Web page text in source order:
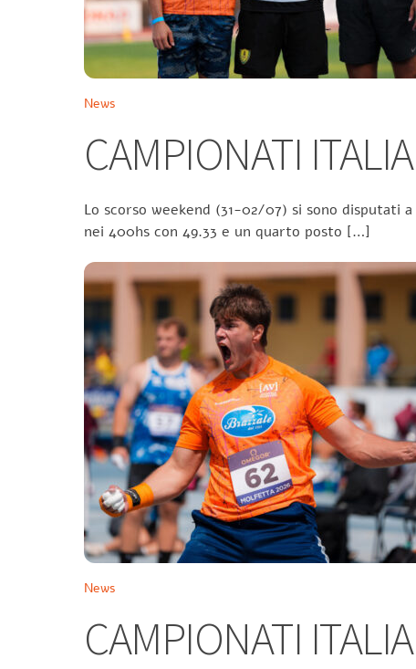
News
CAMPIONATI
Lo scorso weekend (31-02/07) si sono disputati
nei 400hs con 49.33 e un quarto posto […]
News
CAMPIONATI